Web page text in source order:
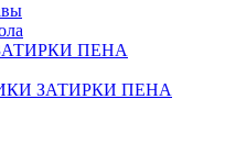
ПЕНА
ЗАТИРКИ ПЕНА